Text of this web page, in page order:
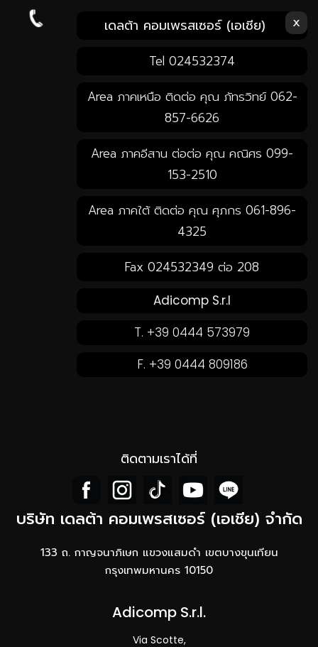
โทรหาเรา คลิก! x
เดลต้า คอมเพรสเซอร์ (เอเชีย)
Tel 024532374
Area ภาคเหนือ ติดต่อ คุณ ภัทรวิทย์ 062-
857-6626
Area ภาคอีสาน ต่อต่อ คุณ คณิศร 099-
153-2510
Area ภาคใต้ ติดต่อ คุณ ศุภกร 061-896-
4325
Fax 024532349 ต่อ 208
Adicomp S.r.l
T. +39 0444 573979
F. +39 0444 809186
ติดตามเราได้ที่
บริษัท เดลต้า คอมเพรสเซอร์ (เอเชีย) จำกัด
133 ถ. กาญจนาภิเษก แขวงแสมดำ เขตบางขุนเทียน
กรุงเทพมหานคร 10150
Adicomp S.r.l.​
Via Scotte,